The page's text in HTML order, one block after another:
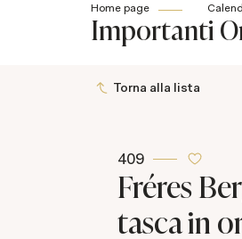
Home page
Importanti
Torna alla lista
409
Fréres
tasca in